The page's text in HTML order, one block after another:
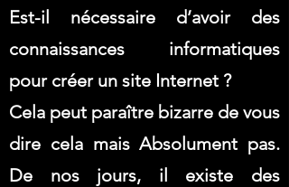
Est-il nécessaire d’avoir des
connaissances informatiques
pour créer un site Internet ?
Cela peut paraître bizarre de vous
dire cela mais Absolument pas.
De nos jours, il existe des